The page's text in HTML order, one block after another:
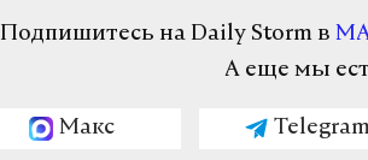
Подпишитесь на Daily Storm в
А еще мы
Макс